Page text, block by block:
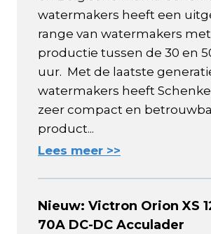
watermakers heeft een
range van watermakers met
productie tussen de 30 en
uur. Met de laatste
watermakers heeft
zeer compact en
product...
Lees meer >>
Nieuw: Victron Orion XS
70A DC-DC Acculader